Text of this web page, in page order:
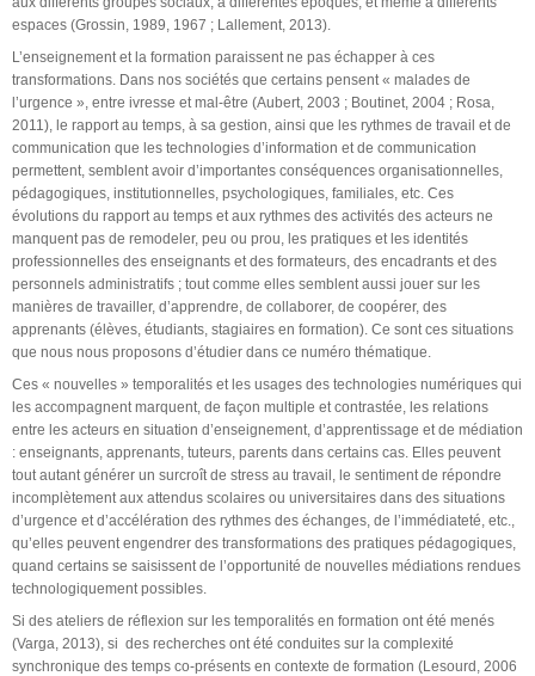
espaces (Grossin, 1989, 1967 ; Lallement, 2013).
L’enseignement et la formation paraissent ne pas échapper à ces
transformations. Dans nos sociétés que certains pensent « malades de
l’urgence », entre ivresse et mal-être (Aubert, 2003 ; Boutinet, 2004 ; Rosa,
2011), le rapport au temps, à sa gestion, ainsi que les rythmes de travail et de
communication que les technologies d’information et de communication
permettent, semblent avoir d’importantes conséquences organisationnelles,
pédagogiques, institutionnelles, psychologiques, familiales, etc. Ces
évolutions du rapport au temps et aux rythmes des activités des acteurs ne
manquent pas de remodeler, peu ou prou, les pratiques et les identités
professionnelles des enseignants et des formateurs, des encadrants et des
personnels administratifs ; tout comme elles semblent aussi jouer sur les
manières de travailler, d’apprendre, de collaborer, de coopérer, des
apprenants (élèves, étudiants, stagiaires en formation). Ce sont ces situations
que nous nous proposons d’étudier dans ce numéro thématique.
Ces « nouvelles » temporalités et les usages des technologies numériques qui
les accompagnent marquent, de façon multiple et contrastée, les relations
entre les acteurs en situation d’enseignement, d’apprentissage et de médiation
: enseignants, apprenants, tuteurs, parents dans certains cas. Elles peuvent
tout autant générer un surcroît de stress au travail, le sentiment de répondre
incomplètement aux attendus scolaires ou universitaires dans des situations
d’urgence et d’accélération des rythmes des échanges, de l’immédiateté, etc.,
qu’elles peuvent engendrer des transformations des pratiques pédagogiques,
quand certains se saisissent de l’opportunité de nouvelles médiations rendues
technologiquement possibles.
Si des ateliers de réflexion sur les temporalités en formation ont été menés
(Varga, 2013), si des recherches ont été conduites sur la complexité
synchronique des temps co-présents en contexte de formation (Lesourd, 2006